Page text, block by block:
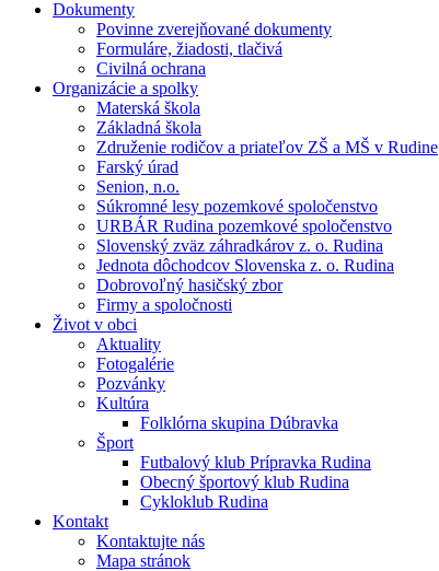
Dokumenty
Povinne zverejňované dokumenty
Formuláre, žiadosti, tlačivá
Civilná ochrana
Organizácie a spolky
Materská škola
Základná škola
Združenie rodičov a priateľov ZŠ a MŠ v Rudine
Farský úrad
Senion, n.o.
Súkromné lesy pozemkové spoločenstvo
URBÁR Rudina pozemkové spoločenstvo
Slovenský zväz záhradkárov z. o. Rudina
Jednota dôchodcov Slovenska z. o. Rudina
Dobrovoľný hasičský zbor
Firmy a spoločnosti
Život v obci
Aktuality
Fotogalérie
Pozvánky
Kultúra
Folklórna skupina Dúbravka
Šport
Futbalový klub Prípravka Rudina
Obecný športový klub Rudina
Cykloklub Rudina
Kontakt
Kontaktujte nás
Mapa stránok